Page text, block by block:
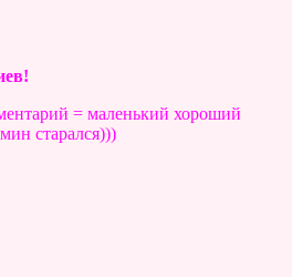
= маленький хороший
старался)))